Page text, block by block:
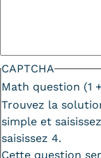
CAPTCHA
Math question (1
Trouvez la
simple et
saisissez 4.
Cette question